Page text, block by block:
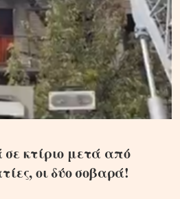
κτίριο μετά από
οι δύο σοβαρά!